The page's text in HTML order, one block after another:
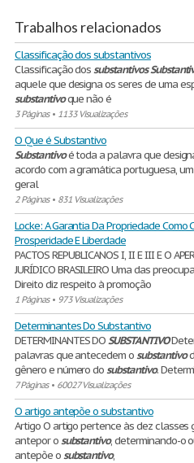
Trabalhos relacionados
Classificação dos substantivos
Classificação dossubstantivos
aquele que designa os seres de uma
substantivoque não é
3 Páginas• 1133 Visualizações
O Que é Substantivo
Substantivoé toda a palavra que
acordo com a gramática portuguesa,
geral
2 Páginas• 831 Visualizações
Locke: A Garantia Da Propriedade
Prosperidade E Liberdade
PACTOS REPUBLICANOS I, II E III E O
JURÍDICO BRASILEIRO Uma das
Direito diz respeito à promoção
1 Páginas• 973 Visualizações
Determinantes Do Substantivo
DETERMINANTES DOSUBSTANTIVO
palavras que antecedem osubstantivo
gênero e número dosubstantivo.
7 Páginas• 60027 Visualizações
O artigo antepõe o substantivo
Artigo O artigo pertence às dez classes
antepor osubstantivo, determinando-o
antepõe osubstantivo,